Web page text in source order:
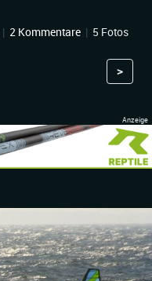
| 2 Kommentare | 5 Fotos
>